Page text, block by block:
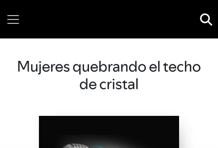
Mujeres quebrando el techo
de cristal